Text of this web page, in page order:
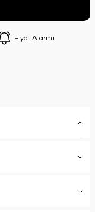
Fiyat Alarmı